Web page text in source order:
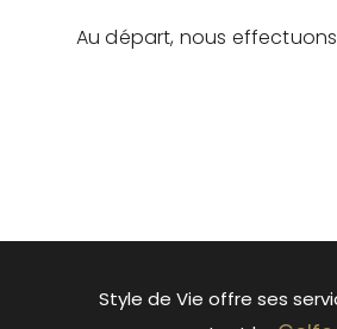
Au départ, nous
Style de Vie offre ses